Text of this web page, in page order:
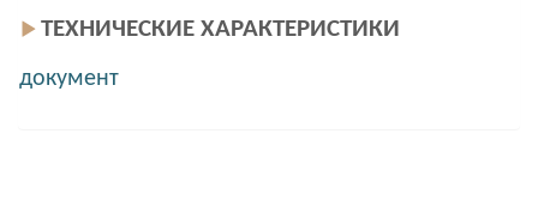
ТЕХНИЧЕСКИЕ ХАРАКТЕРИСТИКИ
документ